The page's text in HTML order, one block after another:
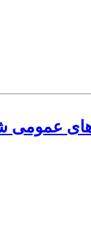
عمومی